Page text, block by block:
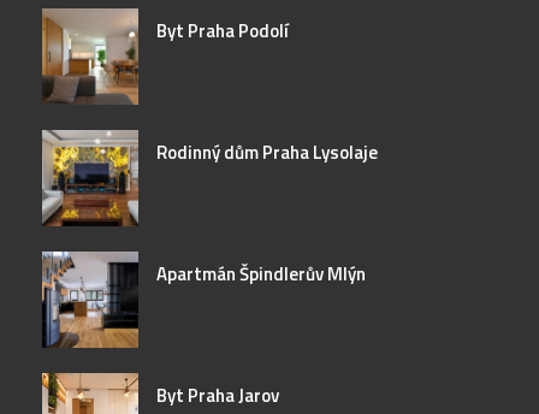
Byt Praha Podolí
Rodinný dům Praha Lysolaje
Apartmán Špindlerův Mlýn
Byt Praha Jarov